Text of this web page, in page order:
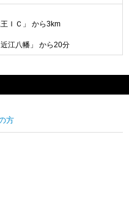
ＩＣ」 から3km
江八幡」 から20分
方